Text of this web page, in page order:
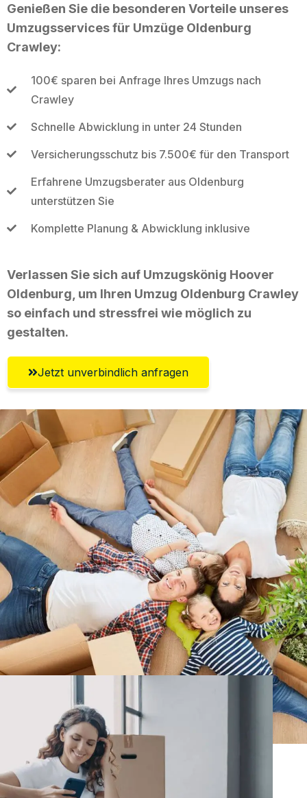
Genießen Sie die besonderen Vorteile unseres
Umzugsservices für Umzüge Oldenburg
Crawley:
100€ sparen bei Anfrage Ihres Umzugs nach
Crawley
Schnelle Abwicklung in unter 24 Stunden
Versicherungsschutz bis 7.500€ für den Transport
Erfahrene Umzugsberater aus Oldenburg
unterstützen Sie
Komplette Planung & Abwicklung inklusive
Verlassen Sie sich auf Umzugskönig Hoover
Oldenburg, um Ihren Umzug Oldenburg Crawley
so einfach und stressfrei wie möglich zu
gestalten.
Jetzt unverbindlich anfragen